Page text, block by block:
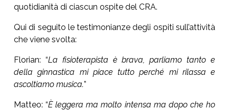
quotidianità di ciascun ospite del CRA.
Qui di seguito le testimonianze degli ospiti sull’attività
che viene svolta:
Florian: “La fisioterapista è brava, parliamo tanto e
della ginnastica mi piace tutto perché mi rilassa e
ascoltiamo musica.”
Matteo: “È leggera ma molto intensa ma dopo che ho